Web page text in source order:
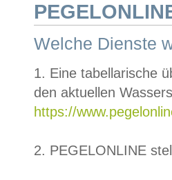
Welche Dienste
1. Eine tabellarische
den aktuellen
https://
2. PEGELONLINE